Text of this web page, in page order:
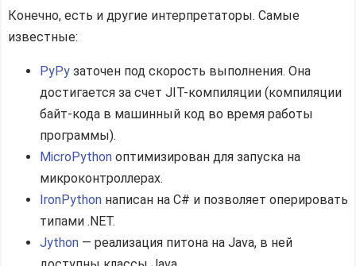
Конечно, есть и другие интерпретаторы. Самые
известные:
PyPy заточен под скорость выполнения. Она
достигается за счет JIT-компиляции (компиляции
байт-кода в машинный код во время работы
программы).
MicroPython оптимизирован для запуска на
микроконтроллерах.
IronPython написан на C# и позволяет оперировать
типами .NET.
Jython — реализация питона на Java, в ней